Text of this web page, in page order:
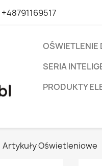
+48791169517
OŚWIETLENIE
SERIA
PRODUKTY
Artykuły Oświetleniowe